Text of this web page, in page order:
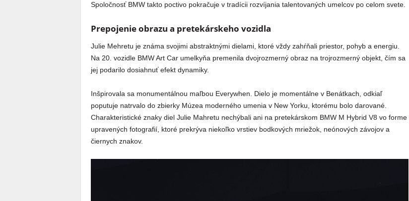
Spoločnosť BMW takto poctivo pokračuje v tradícii rozvíjania talentovaných umelcov po celom svete.
Prepojenie obrazu a pretekárskeho vozidla
Julie Mehretu je známa svojimi abstraktnými dielami, ktoré vždy zahŕňali priestor, pohyb a energiu.
Na 20. vozidle BMW Art Car umelkyňa premenila dvojrozmerný obraz na trojrozmerný objekt, čím sa
jej podarilo dosiahnuť efekt dynamiky.
Inšpirovala sa monumentálnou maľbou Everywhen. Dielo je momentálne v Benátkach, odkiaľ
poputuje natrvalo do zbierky Múzea moderného umenia v New Yorku, ktorému bolo darované.
Charakteristické znaky diel Julie Mahretu nechýbali ani na pretekárskom BMW M Hybrid V8 vo forme
upravených fotografií, ktoré prekrýva niekoľko vrstiev bodkových mriežok, neónových závojov a
čiernych znakov.